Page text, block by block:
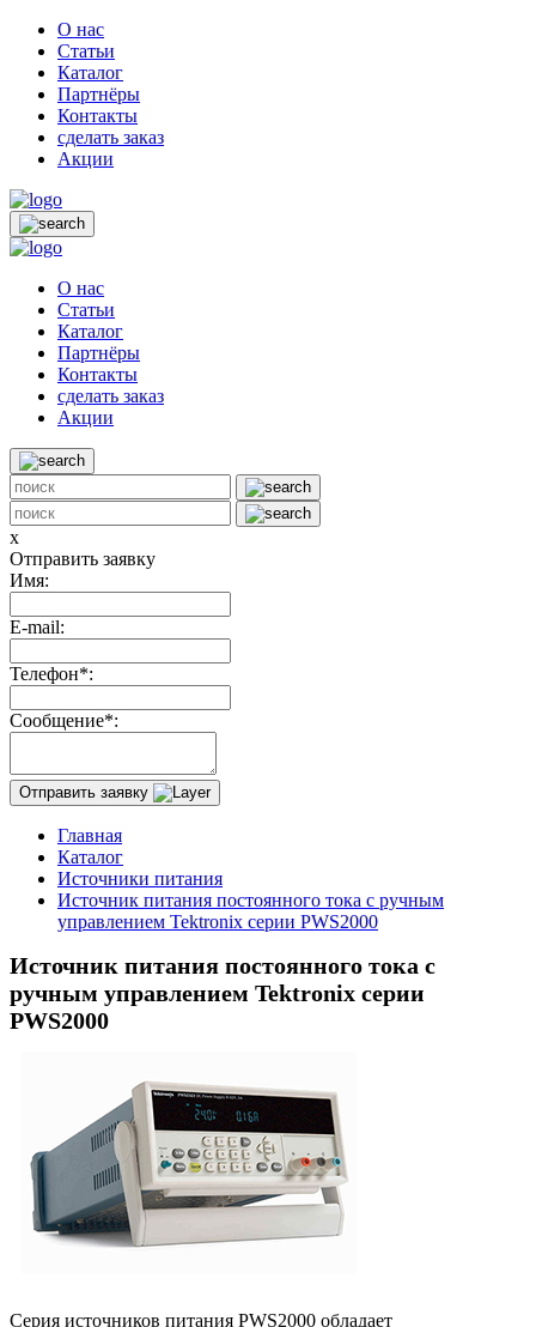
О нас
Статьи
Каталог
Партнёры
Контакты
сделать заказ
Акции
О нас
Статьи
Каталог
Партнёры
Контакты
сделать заказ
Акции
x
Отправить заявку
Имя:
E-mail:
Телефон*:
Сообщение*:
Отправить заявку
Главная
Каталог
Источники питания
Источник питания постоянного тока с ручным
управлением Tektronix серии PWS2000
Источник питания постоянного тока с
ручным управлением Tektronix серии
PWS2000
Серия источников питания PWS2000 обладает